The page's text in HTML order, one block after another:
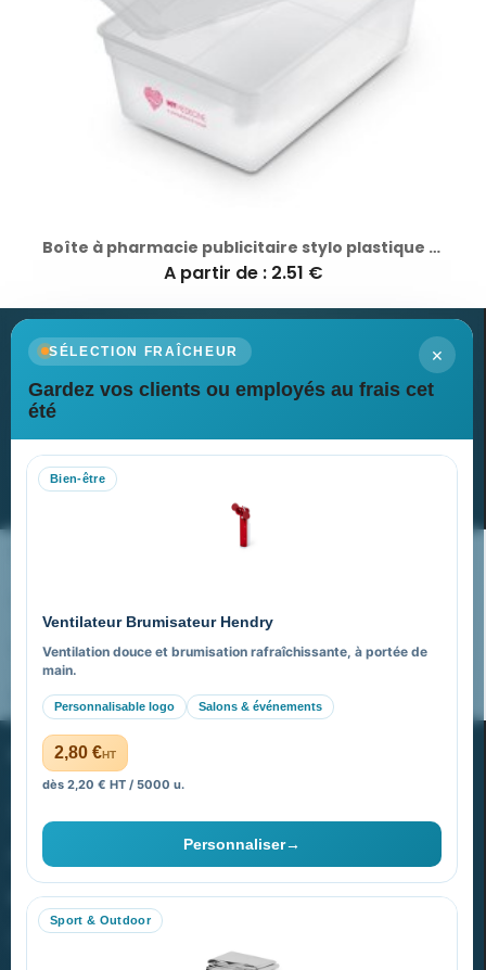
Boîte à pharmacie publicitaire stylo plastique Classic
A partir de : 2.51 €
×
SÉLECTION FRAÎCHEUR
Gardez vos clients ou employés au frais cet
été
Bien-être
Ventilateur Brumisateur Hendry
Ventilation douce et brumisation rafraîchissante, à portée de
main.
Personnalisable logo Salons & événements
2,80 €HT
dès 2,20 € HT / 5000 u.
Personnaliser→
Sport & Outdoor
Newsletter
Recevez nos dernières nouvelles et nos offres spéciales
Nos expertises & accompagnement global
FAQ sur Promenoch Goodies Pub France
Pourquoi ça a marché à 100% pour moi ?
PROMENOCH GOODIES
40 rue Madeleine Michelis
92 200 Neuilly